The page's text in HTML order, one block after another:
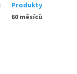
:
Produkty
60 měsíců